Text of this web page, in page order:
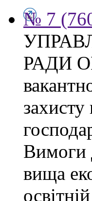
№ 7
РАДИ
захисту
Вимоги
вища